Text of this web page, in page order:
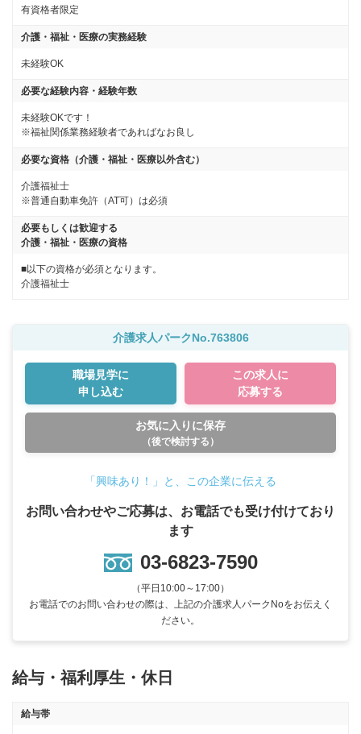
有資格者限定
介護・福祉・医療の実務経験
未経験OK
必要な経験内容・経験年数
未経験OKです！
※福祉関係業務経験者であればなお良し
必要な資格（介護・福祉・医療以外含む）
介護福祉士
※普通自動車免許（AT可）は必須
必要もしくは歓迎する
介護・福祉・医療の資格
■以下の資格が必須となります。
介護福祉士
介護求人パークNo.763806
職場見学に
申し込む
この求人に
応募する
お気に入りに保存
（後で検討する）
「興味あり！」と、この企業に伝える
お問い合わせやご応募は、お電話でも受け付けており
ます
03-6823-7590
（平日10:00～17:00）
お電話でのお問い合わせの際は、上記の介護求人パークNoをお伝えく
ださい。
給与・福利厚生・休日
給与帯